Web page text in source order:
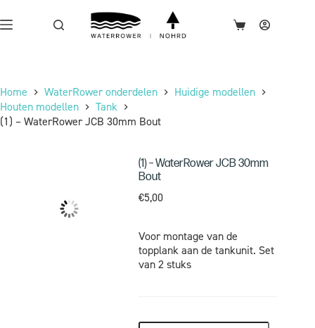
Home WaterRower onderdelen
Huidige modellen
Houten modellen
Tank
(1) – WaterRower JCB 30mm Bout
(1) – WaterRower JCB 30mm
Bout
€5,00
Voor montage van de
topplank aan de tankunit. Set
van 2 stuks